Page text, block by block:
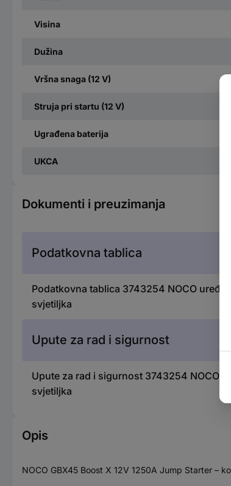
Visina
Dužina
Vršna snaga (12 V)
Struja pri startu (12 V)
Ugrađena baterija
UKCA
Dokumenti i preuzimanja
Podatkovna tablica
Podatkovna tablica 3743254 NOCO
svjetiljka
Upute za rad i sigurnost
Upute za rad i sigurnost 3743254 NOCO
svjetiljka
Opis
NOCO GBX45 Boost X 12V 1250A Jump Starter –